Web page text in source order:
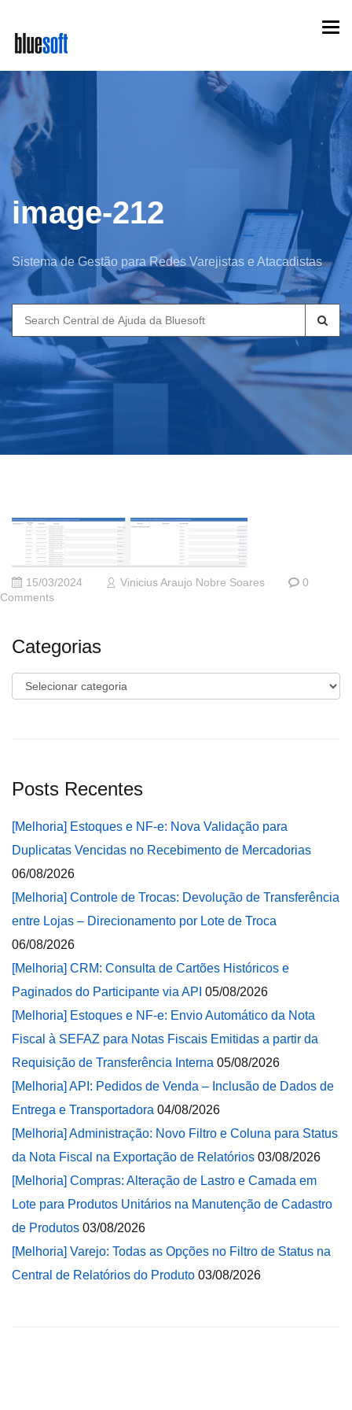
main
content
image-212
Sistema de Gestão para Redes Varejistas e Atacadistas
Search
for:
15/03/2024 Vinicius Araujo Nobre Soares
0
Comments
Categorias
Categorias
Posts Recentes
[Melhoria] Estoques e NF-e: Nova Validação para
Duplicatas Vencidas no Recebimento de Mercadorias
06/08/2026
[Melhoria] Controle de Trocas: Devolução de Transferência
entre Lojas – Direcionamento por Lote de Troca
06/08/2026
[Melhoria] CRM: Consulta de Cartões Históricos e
Paginados do Participante via API 05/08/2026
[Melhoria] Estoques e NF-e: Envio Automático da Nota
Fiscal à SEFAZ para Notas Fiscais Emitidas a partir da
Requisição de Transferência Interna 05/08/2026
[Melhoria] API: Pedidos de Venda – Inclusão de Dados de
Entrega e Transportadora 04/08/2026
[Melhoria] Administração: Novo Filtro e Coluna para Status
da Nota Fiscal na Exportação de Relatórios 03/08/2026
[Melhoria] Compras: Alteração de Lastro e Camada em
Lote para Produtos Unitários na Manutenção de Cadastro
de Produtos 03/08/2026
[Melhoria] Varejo: Todas as Opções no Filtro de Status na
Central de Relatórios do Produto 03/08/2026